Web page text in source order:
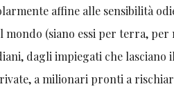
affine alle sensibilità
(siano essi per terra, per
dagli impiegati che
a milionari pronti a